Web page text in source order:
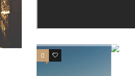
0 0